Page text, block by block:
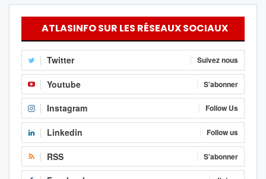
ATLASINFO SUR LES RÉSEAUX SOCIAUX
Twitter Suivez nous
Youtube S'abonner
Instagram Follow Us
Linkedin Follow us
RSS S'abonner